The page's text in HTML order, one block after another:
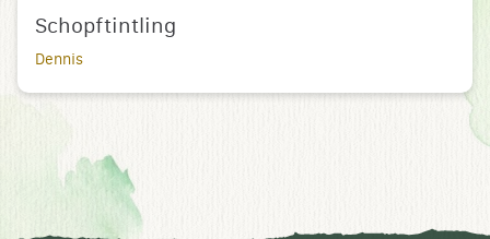
Schopftintling
Dennis